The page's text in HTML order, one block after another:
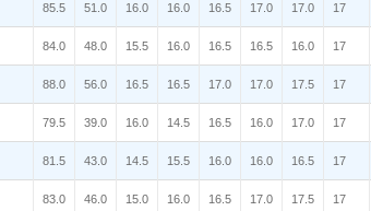
85.5 51.0 16.0 16.0 16.5 17.0 17.0 17
84.0 48.0 15.5 16.0 16.5 16.5 16.0 17
88.0 56.0 16.5 16.5 17.0 17.0 17.5 17
79.5 39.0 16.0 14.5 16.5 16.0 17.0 17
81.5 43.0 14.5 15.5 16.0 16.0 16.5 17
83.0 46.0 15.0 16.0 16.5 17.0 17.5 17